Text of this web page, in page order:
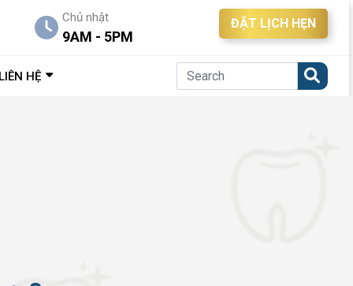
Chủ nhật
9AM - 5PM
ĐẶT LỊCH HẸN
LIÊN HỆ